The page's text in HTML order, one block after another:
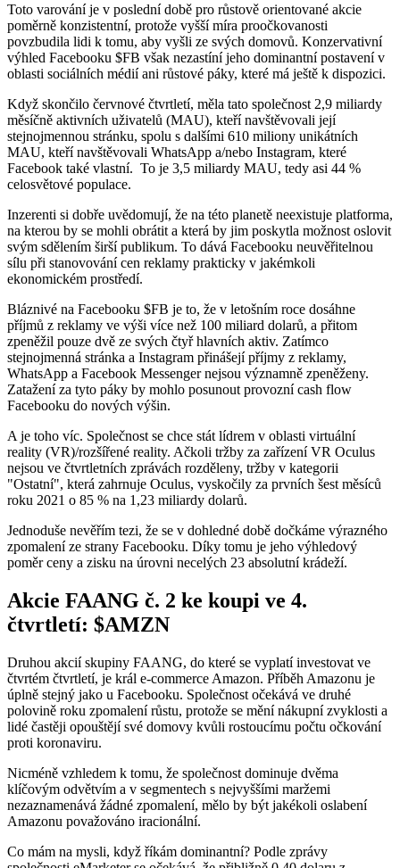
Toto varování je v poslední době pro růstově orientované akcie
poměrně konzistentní, protože vyšší míra proočkovanosti
povzbudila lidi k tomu, aby vyšli ze svých domovů. Konzervativní
výhled Facebooku $FB však nezastíní jeho dominantní postavení v
oblasti sociálních médií ani růstové páky, které má ještě k dispozici.
Když skončilo červnové čtvrtletí, měla tato společnost 2,9 miliardy
měsíčně aktivních uživatelů (MAU), kteří navštěvovali její
stejnojmennou stránku, spolu s dalšími 610 miliony unikátních
MAU, kteří navštěvovali WhatsApp a/nebo Instagram, které
Facebook také vlastní. To je 3,5 miliardy MAU, tedy asi 44 %
celosvětové populace.
Inzerenti si dobře uvědomují, že na této planetě neexistuje platforma,
na kterou by se mohli obrátit a která by jim poskytla možnost oslovit
svým sdělením širší publikum. To dává Facebooku neuvěřitelnou
sílu při stanovování cen reklamy prakticky v jakémkoli
ekonomickém prostředí.
Bláznivé na Facebooku $FB je to, že v letošním roce dosáhne
příjmů z reklamy ve výši více než 100 miliard dolarů, a přitom
zpeněžil pouze dvě ze svých čtyř hlavních aktiv. Zatímco
stejnojmenná stránka a Instagram přinášejí příjmy z reklamy,
WhatsApp a Facebook Messenger nejsou významně zpeněženy.
Zatažení za tyto páky by mohlo posunout provozní cash flow
Facebooku do nových výšin.
A je toho víc. Společnost se chce stát lídrem v oblasti virtuální
reality (VR)/rozšířené reality. Ačkoli tržby za zařízení VR Oculus
nejsou ve čtvrtletních zprávách rozděleny, tržby v kategorii
"Ostatní", která zahrnuje Oculus, vyskočily za prvních šest měsíců
roku 2021 o 85 % na 1,23 miliardy dolarů.
Jednoduše nevěřím tezi, že se v dohledné době dočkáme výrazného
zpomalení ze strany Facebooku. Díky tomu je jeho výhledový
poměr ceny a zisku na úrovni necelých 23 absolutní krádeží.
Akcie FAANG č. 2 ke koupi ve 4.
čtvrtletí: $AMZN
Druhou akcií skupiny FAANG, do které se vyplatí investovat ve
čtvrtém čtvrtletí, je král e-commerce Amazon. Příběh Amazonu je
úplně stejný jako u Facebooku. Společnost očekává ve druhé
polovině roku zpomalení růstu, protože se mění nákupní zvyklosti a
lidé častěji opouštějí své domovy kvůli rostoucímu počtu očkování
proti koronaviru.
Nicméně vzhledem k tomu, že společnost dominuje dvěma
klíčovým odvětvím a v segmentech s nejvyššími maržemi
nezaznamenává žádné zpomalení, mělo by být jakékoli oslabení
Amazonu považováno iracionální.
Co mám na mysli, když říkám dominantní? Podle zprávy